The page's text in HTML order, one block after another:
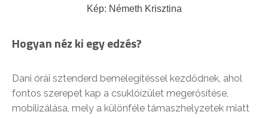
Kép: Németh Krisztina
Hogyan néz ki egy edzés?
Dani órái sztenderd bemelegítéssel kezdődnek, ahol
fontos szerepet kap a csuklóízület megerősítése,
mobilizálása, mely a különféle támaszhelyzetek miatt